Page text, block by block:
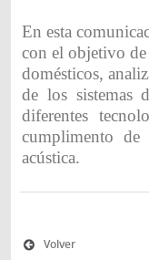
En esta
con el objetivo de
domésticos,
de los sistemas
diferentes
cumplimento de
acústica.
Volver